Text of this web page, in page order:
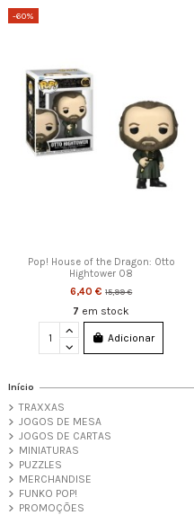
-60%
Pop! House of the Dragon: Otto
Hightower 08
6,40 €15,99 €
7 em stock
Adicionar
Início
TRAXXAS
JOGOS DE MESA
JOGOS DE CARTAS
MINIATURAS
PUZZLES
MERCHANDISE
FUNKO POP!
PROMOÇÕES